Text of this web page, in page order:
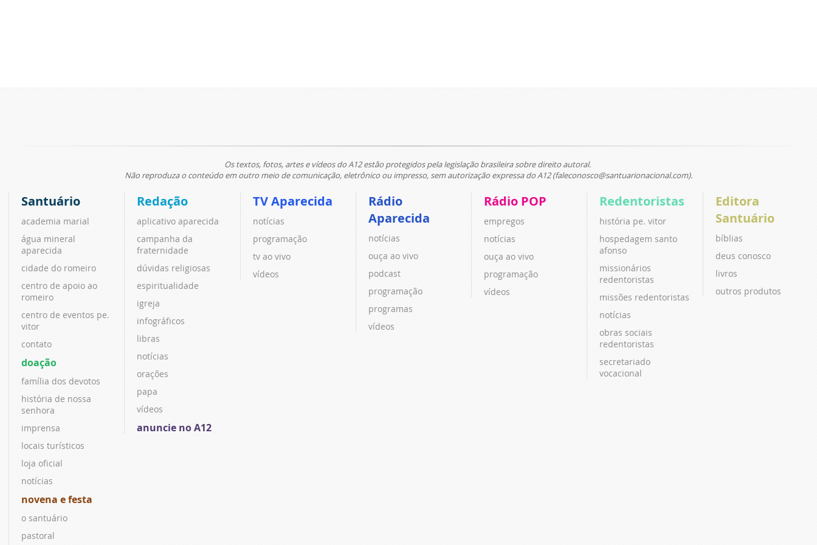
Os textos, fotos, artes e vídeos do A12 estão protegidos pela legislação brasileira sobre direito autoral.
Não reproduza o conteúdo em outro meio de comunicação, eletrônico ou impresso, sem autorização expressa do A12 (faleconosco@santuarionacional.com).
Santuário
academia marial
água mineral
aparecida
cidade do romeiro
centro de apoio ao
romeiro
centro de eventos pe.
vitor
contato
doação
família dos devotos
história de nossa
senhora
imprensa
locais turísticos
loja oficial
notícias
novena e festa
o santuário
pastoral
Redação
aplicativo aparecida
campanha da
fraternidade
dúvidas religiosas
espiritualidade
igreja
infográficos
libras
notícias
orações
papa
vídeos
anuncie no A12
TV Aparecida
notícias
programação
tv ao vivo
vídeos
Rádio
Aparecida
notícias
ouça ao vivo
podcast
programação
programas
vídeos
Rádio POP
empregos
notícias
ouça ao vivo
programação
vídeos
Redentoristas
história pe. vitor
hospedagem santo
afonso
missionários
redentoristas
missões redentoristas
notícias
obras sociais
redentoristas
secretariado
vocacional
Editora
Santuário
bíblias
deus conosco
livros
outros produtos